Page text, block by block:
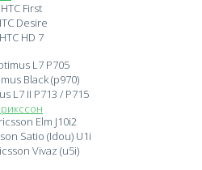
HTC First
Desire
HTC HD 7
L7 P705
Black (p970)
L7 II P713 / P715
Elm J10i2
Satio (Idou) U1i
Vivaz (u5i)